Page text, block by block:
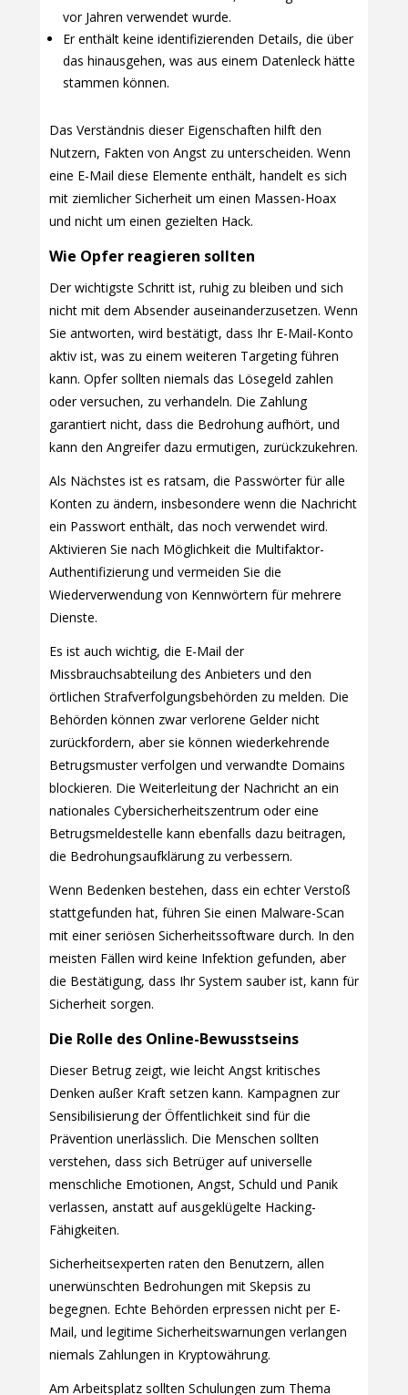
vor Jahren verwendet wurde.
Er enthält keine identifizierenden Details, die über
das hinausgehen, was aus einem Datenleck hätte
stammen können.
Das Verständnis dieser Eigenschaften hilft den
Nutzern, Fakten von Angst zu unterscheiden. Wenn
eine E-Mail diese Elemente enthält, handelt es sich
mit ziemlicher Sicherheit um einen Massen-Hoax
und nicht um einen gezielten Hack.
Wie Opfer reagieren sollten
Der wichtigste Schritt ist, ruhig zu bleiben und sich
nicht mit dem Absender auseinanderzusetzen. Wenn
Sie antworten, wird bestätigt, dass Ihr E-Mail-Konto
aktiv ist, was zu einem weiteren Targeting führen
kann. Opfer sollten niemals das Lösegeld zahlen
oder versuchen, zu verhandeln. Die Zahlung
garantiert nicht, dass die Bedrohung aufhört, und
kann den Angreifer dazu ermutigen, zurückzukehren.
Als Nächstes ist es ratsam, die Passwörter für alle
Konten zu ändern, insbesondere wenn die Nachricht
ein Passwort enthält, das noch verwendet wird.
Aktivieren Sie nach Möglichkeit die Multifaktor-
Authentifizierung und vermeiden Sie die
Wiederverwendung von Kennwörtern für mehrere
Dienste.
Es ist auch wichtig, die E-Mail der
Missbrauchsabteilung des Anbieters und den
örtlichen Strafverfolgungsbehörden zu melden. Die
Behörden können zwar verlorene Gelder nicht
zurückfordern, aber sie können wiederkehrende
Betrugsmuster verfolgen und verwandte Domains
blockieren. Die Weiterleitung der Nachricht an ein
nationales Cybersicherheitszentrum oder eine
Betrugsmeldestelle kann ebenfalls dazu beitragen,
die Bedrohungsaufklärung zu verbessern.
Wenn Bedenken bestehen, dass ein echter Verstoß
stattgefunden hat, führen Sie einen Malware-Scan
mit einer seriösen Sicherheitssoftware durch. In den
meisten Fällen wird keine Infektion gefunden, aber
die Bestätigung, dass Ihr System sauber ist, kann für
Sicherheit sorgen.
Die Rolle des Online-Bewusstseins
Dieser Betrug zeigt, wie leicht Angst kritisches
Denken außer Kraft setzen kann. Kampagnen zur
Sensibilisierung der Öffentlichkeit sind für die
Prävention unerlässlich. Die Menschen sollten
verstehen, dass sich Betrüger auf universelle
menschliche Emotionen, Angst, Schuld und Panik
verlassen, anstatt auf ausgeklügelte Hacking-
Fähigkeiten.
Sicherheitsexperten raten den Benutzern, allen
unerwünschten Bedrohungen mit Skepsis zu
begegnen. Echte Behörden erpressen nicht per E-
Mail, und legitime Sicherheitswarnungen verlangen
niemals Zahlungen in Kryptowährung.
Am Arbeitsplatz sollten Schulungen zum Thema